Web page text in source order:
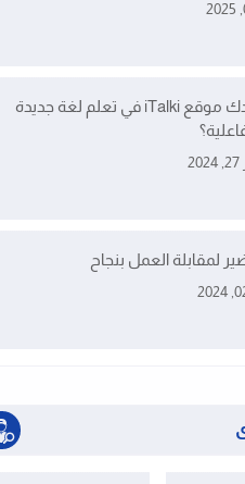
كيف يساعدك موقع iTalki في تعلم لغة جديدة
لمقابلة العمل بنجاح